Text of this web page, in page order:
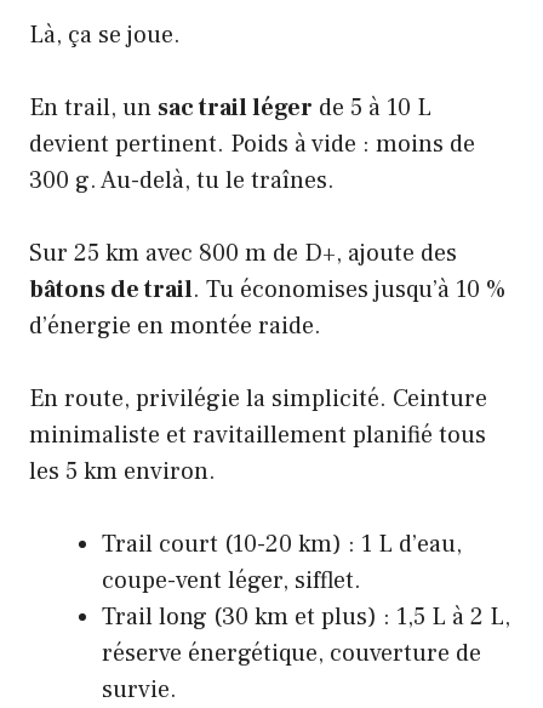
Là, ça se joue.
En trail, un sac trail léger de 5 à 10 L
devient pertinent. Poids à vide : moins de
300 g. Au-delà, tu le traînes.
Sur 25 km avec 800 m de D+, ajoute des
bâtons de trail. Tu économises jusqu’à 10 %
d’énergie en montée raide.
En route, privilégie la simplicité. Ceinture
minimaliste et ravitaillement planifié tous
les 5 km environ.
Trail court (10-20 km) : 1 L d’eau,
coupe-vent léger, sifflet.
Trail long (30 km et plus) : 1,5 L à 2 L,
réserve énergétique, couverture de
survie.